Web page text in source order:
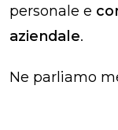
personale e
aziendale.
Ne parliamo